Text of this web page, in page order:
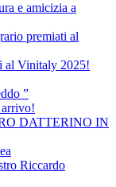
e amicizia a
premiati al
al Vinitaly 2025!
”
DATTERINO IN
Riccardo